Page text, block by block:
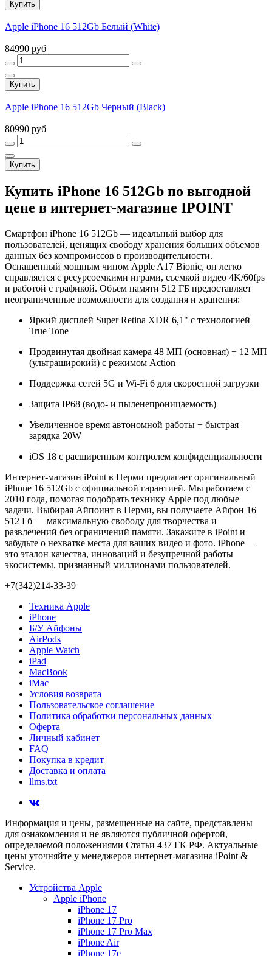
Купить
Apple iPhone 16 512Gb Белый (White)
84990 руб
Купить
Apple iPhone 16 512Gb Черный (Black)
80990 руб
Купить
Купить iPhone 16 512Gb по выгодной
цене в интернет-магазине IPOINT
Смартфон iPhone 16 512Gb — идеальный выбор для
пользователей, ценящих свободу хранения больших объемов
данных без компромиссов в производительности.
Оснащенный мощным чипом Apple A17 Bionic, он легко
справляется с ресурсоемкими играми, съемкой видео 4K/60fps
и работой с графикой. Объем памяти 512 ГБ предоставляет
неограниченные возможности для создания и хранения:
Яркий дисплей Super Retina XDR 6,1" с технологией
True Tone
Продвинутая двойная камера 48 МП (основная) + 12 МП
(ультраширокий) с режимом Action
Поддержка сетей 5G и Wi-Fi 6 для скоростной загрузки
Защита IP68 (водо- и пыленепроницаемость)
Увеличенное время автономной работы + быстрая
зарядка 20W
iOS 18 с расширенным контролем конфиденциальности
Интернет-магазин iPoint в Перми предлагает оригинальный
iPhone 16 512Gb с официальной гарантией. Мы работаем с
2010 года, помогая подобрать технику Apple под любые
задачи. Выбирая Айпоинт в Перми, вы получаете Айфон 16
512 Гб — максимальную свободу для творчества и
развлечений без ограничений памяти. Закажите в iPoint и
забудьте о нехватке места для ваших видео и фото. iPhone —
это эталон качества, инноваций и безупречной работы
экосистемы, признанный миллионами пользователей.
+7(342)214-33-39
Техника Apple
iPhone
Б/У Айфоны
AirPods
Apple Watch
iPad
MacBook
iMac
Условия возврата
Пользовательское соглашение
Политика обработки персональных данных
Оферта
Личный кабинет
FAQ
Покупка в кредит
Доставка и оплата
llms.txt
Информация и цены, размещенные на сайте, представлены
для ознакомления и не являются публичной офертой,
определяемой положениями Статьи 437 ГК РФ. Актуальные
цены уточняйте у менеджеров интернет-магазина iPoint &
Service.
Устройства Apple
Apple iPhone
iPhone 17
iPhone 17 Pro
iPhone 17 Pro Max
iPhone Air
iPhone 17e